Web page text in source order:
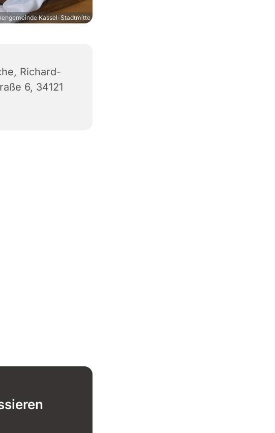
Kassel-Stadtmitte
Richard-
6, 34121